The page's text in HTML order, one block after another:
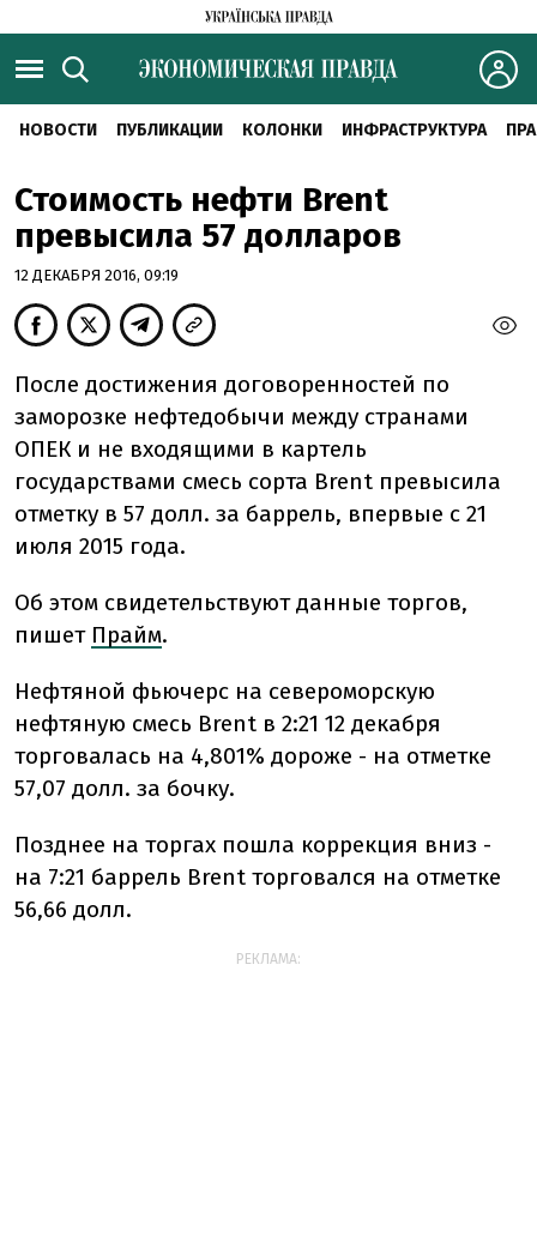
НОВОСТИ ПУБЛИКАЦИИ КОЛОНКИ ИНФРАСТРУКТУРА
Стоимость нефти Brent
превысила 57 долларов
12 ДЕКАБРЯ 2016, 09:19
После достижения договоренностей по
заморозке нефтедобычи между странами
ОПЕК и не входящими в картель
государствами смесь сорта Brent превысила
отметку в 57 долл. за баррель, впервые с 21
июля 2015 года.
Об этом свидетельствуют данные торгов,
пишет Прайм.
Нефтяной фьючерс на североморскую
нефтяную смесь Brent в 2:21 12 декабря
торговалась на 4,801% дороже - на отметке
57,07 долл. за бочку.
Позднее на торгах пошла коррекция вниз -
на 7:21 баррель Brent торговался на отметке
56,66 долл.
РЕКЛАМА: